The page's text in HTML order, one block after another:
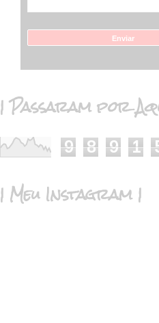
| Passaram por
9 8 9 1
| Meu Instagram |